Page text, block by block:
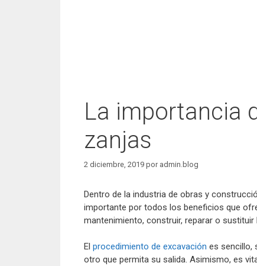
La importancia
zanjas
2 diciembre, 2019 por admin.blog
Dentro de la industria de obras y
importante por todos los beneficios que
mantenimiento, construir, reparar o
El procedimiento de excavación es sencillo,
otro que permita su salida. Asimismo, es